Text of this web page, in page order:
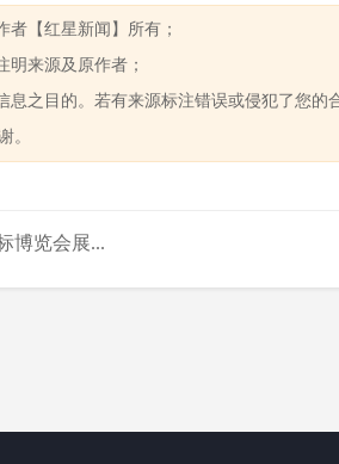
者【红星新闻】所有；
明来源及原作者；
息之目的。若有来源标注错误或侵犯了您的
。
博览会展...